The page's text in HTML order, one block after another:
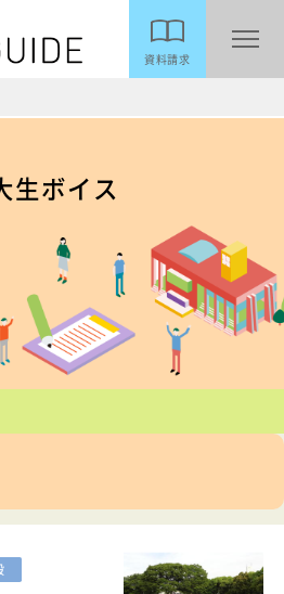
資料請求
生ボイス